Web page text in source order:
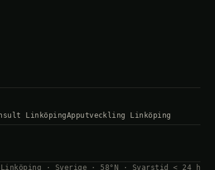
LinköpingApputveckling Linköping
Linköping · Sverige · 58°N · Svarstid < 24 h